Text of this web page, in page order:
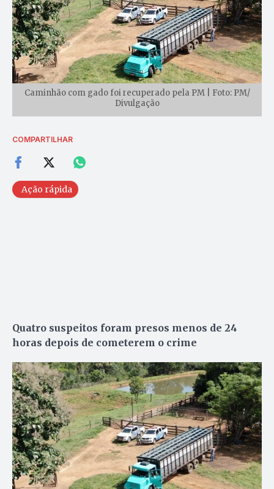
Caminhão com gado foi recuperado pela PM | Foto: PM/
Divulgação
COMPARTILHAR
Ação rápida
Quatro suspeitos foram presos menos de 24
horas depois de cometerem o crime